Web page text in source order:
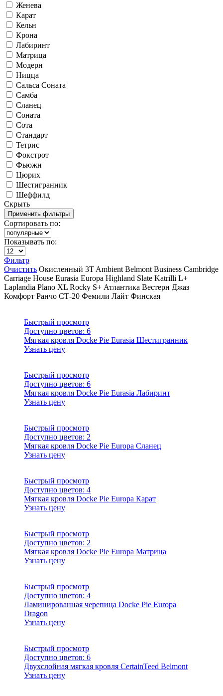
Женева
Карат
Кельн
Крона
Лабиринт
Матрица
Модерн
Ницца
Сальса Соната
Самба
Сланец
Соната
Сота
Стандарт
Тетрис
Фокстрот
Фьюжн
Цюрих
Шестигранник
Шеффилд
Скрыть
Сортировать по:
Показывать по:
Фильтр
Очистить Окисленный 3T Ambient Belmont Business Cambridge
Carriage House Eurasia Europa Highland Slate Katrilli L+
Laplandia Plano XL Rocky S+ Атлантика Вестерн Джаз
Комфорт Ранчо СТ-20 Фемили Лайт Финская
Быстрый просмотр
Доступно цветов: 6
Мягкая кровля Docke Pie Eurasia Шестигранник
Узнать цену
Быстрый просмотр
Доступно цветов: 6
Мягкая кровля Docke Pie Eurasia Лабиринт
Узнать цену
Быстрый просмотр
Доступно цветов: 2
Мягкая кровля Docke Pie Europa Сланец
Узнать цену
Быстрый просмотр
Доступно цветов: 4
Мягкая кровля Docke Pie Europa Карат
Узнать цену
Быстрый просмотр
Доступно цветов: 2
Мягкая кровля Docke Pie Europa Матрица
Узнать цену
Быстрый просмотр
Доступно цветов: 4
Ламинированная черепица Docke Pie Europa
Dragon
Узнать цену
Быстрый просмотр
Доступно цветов: 6
Двухслойная мягкая кровля CertainTeed Belmont
Узнать цену